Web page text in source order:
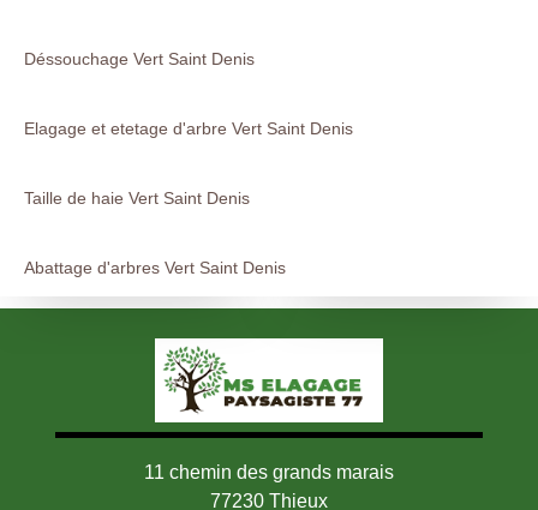
Déssouchage Vert Saint Denis
Elagage et etetage d'arbre Vert Saint Denis
Taille de haie Vert Saint Denis
Abattage d'arbres Vert Saint Denis
11 chemin des grands marais
77230 Thieux